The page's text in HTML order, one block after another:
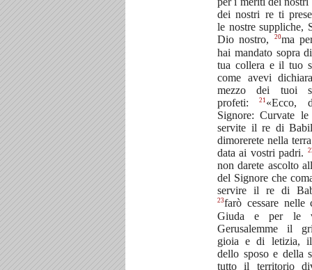
dei nostri re ti
le nostre suppliche,
Dio nostro,
20ma
hai mandato sopra
tua collera e il tuo
come avevi
mezzo dei tuoi
profeti:21 «Ecco,
Signore: Curvate le
servite il re di
dimorerete nella
data ai vostri padri.
non darete ascolto
del Signore che
servire il re di
23farò cessare nelle
Giuda e per le
Gerusalemme il
gioia e di letizia,
dello sposo e della
tutto il territorio